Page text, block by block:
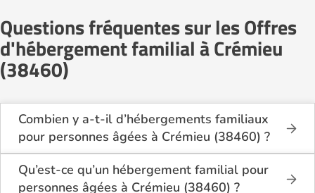
Questions fréquentes sur les Offres
d'hébergement familial à Crémieu
(38460)
Combien y a-t-il d’hébergements familiaux
pour personnes âgées à Crémieu (38460) ?
Sur Logement-seniors.com, on recense actuellement
2 hébergements familiaux pour personnes âgées à
Crémieu (38460) en 2026.
Qu’est-ce qu’un hébergement familial pour
personnes âgées à Crémieu (38460) ?